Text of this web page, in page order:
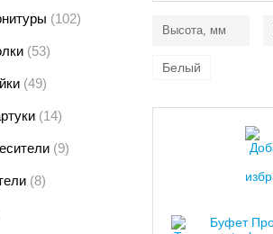
(102)
(53)
(49)
(14)
(9)
(8)
Высота, мм
Белый